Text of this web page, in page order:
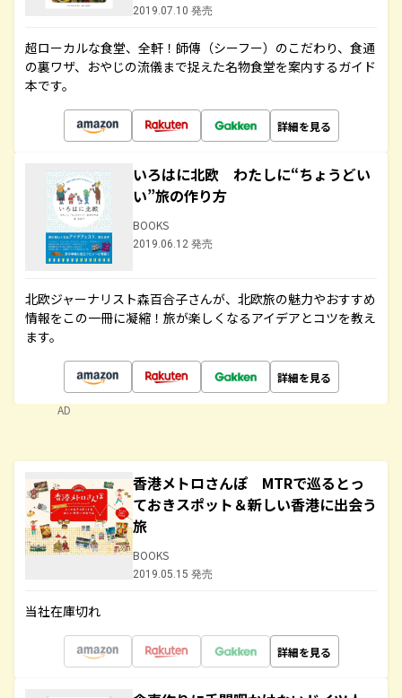
2019.07.10 発売
超ローカルな食堂、全軒！師傳（シーフー）のこだわり、食通
の裏ワザ、おやじの流儀まで捉えた名物食堂を案内するガイド
本です。
詳細を見る
いろはに北欧 わたしに“ちょうどい
い”旅の作り方
BOOKS
2019.06.12 発売
北欧ジャーナリスト森百合子さんが、北欧旅の魅力やおすすめ
情報をこの一冊に凝縮！旅が楽しくなるアイデアとコツを教え
ます。
詳細を見る
AD
香港メトロさんぽ MTRで巡るとっ
ておきスポット＆新しい香港に出会う
旅
BOOKS
2019.05.15 発売
当社在庫切れ
詳細を見る